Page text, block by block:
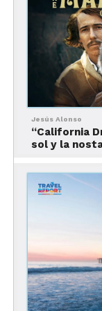
por su
aire libre.
como el
Arches-, es
Aquí, los
glamping en
como rústicas
equipadas a
¡en vagones
Jesús Alonso
“California
sol y la